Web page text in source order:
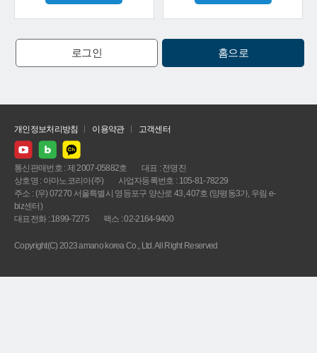
로그인 홈으로
개인정보처리방침 이용약관 고객센터
통신판매번호 : 제 2007-05882호
대표 : 전명진
상호명 : 아마노코리아(주)
사업자등록번호 : 105-81-78229
주소 : (우) 07270 서울특별시 영등포구 양산로 43, 407호 (양평동3가, 우림 e-
biz센터)
대표전화 : 1899-7275
팩스 : 02-2164-9400
Copyright(C) 2023 amano korea Co., Ltd. All Right Reserved